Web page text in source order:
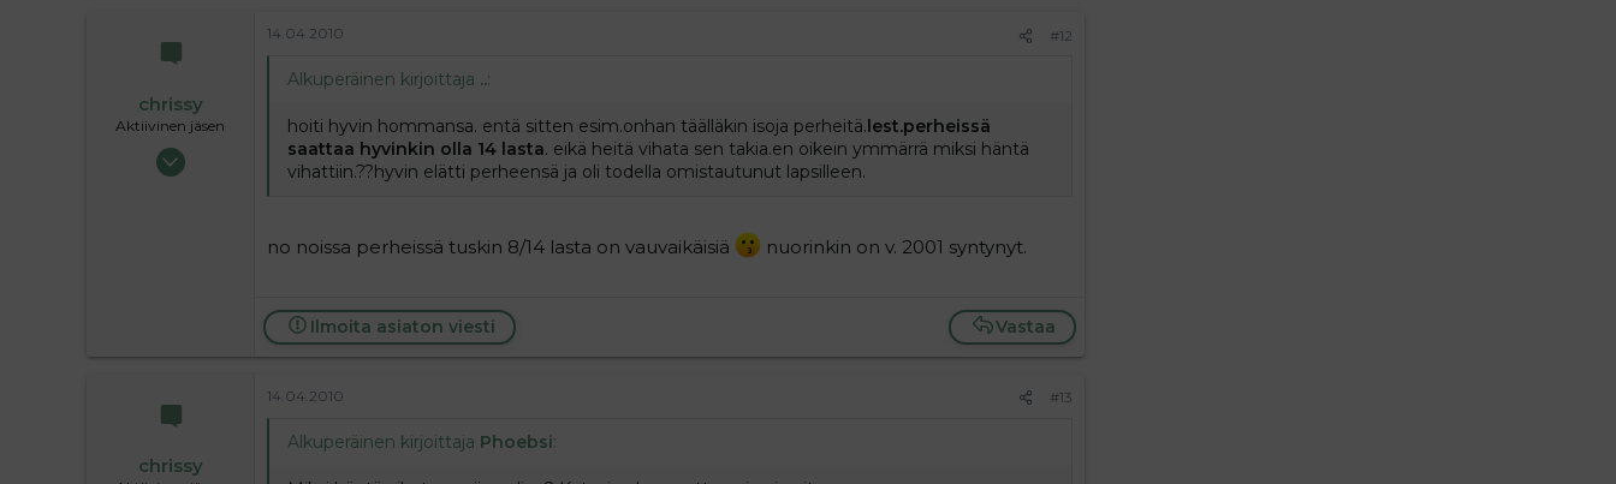
chrissy
Aktiivinen jäsen
07.09.2005
14.04.2010 #12
Alkuperäinen kirjoittaja ..:
hoiti hyvin hommansa. entä sitten esim.onhan täälläkin isoja perheitä.lest.perheissä
saattaa hyvinkin olla 14 lasta. eikä heitä vihata sen takia.en oikein ymmärrä miksi häntä
vihattiin.??hyvin elätti perheensä ja oli todella omistautunut lapsilleen.
no noissa perheissä tuskin 8/14 lasta on vauvaikäisiä nuorinkin on v. 2001 syntynyt.
Vastaa
Ilmoita asiaton viesti
chrissy
14.04.2010 #13
Alkuperäinen kirjoittaja Phoebsi: